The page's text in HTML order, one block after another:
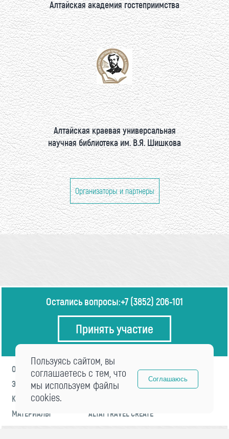
Алтайская академия гостеприимства
Алтайская краевая универсальная
научная библиотека им. В.Я. Шишкова
Организаторы и партнеры
Остались вопросы:+7 (3852) 206-101
Принять участие
О ФОРУМЕ
ПРОГРАММА
ЭКСПЕРТЫ
НОВОСТИ
КОНТАКТЫ
МАТЕРИАЛЫ
ALTAI TRAVEL CREATE
Пользуясь сайтом, вы
соглашаетесь с тем, что
мы используем файлы
cookies.
Соглашаюсь